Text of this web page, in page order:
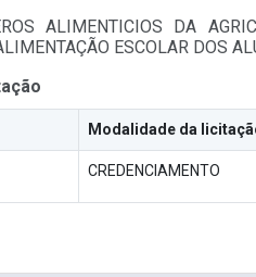
ALIMENTICIOS DA
ESCOLAR DOS
Modalidade da
CREDENCIAMENTO